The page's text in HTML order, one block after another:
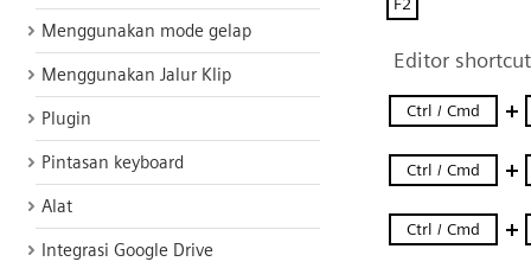
Menggunakan mode gelap
Menggunakan Jalur Klip
Plugin
Pintasan keyboard
Alat
Integrasi Google Drive